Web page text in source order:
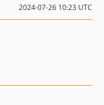
2024-07-26 10:23 UTC